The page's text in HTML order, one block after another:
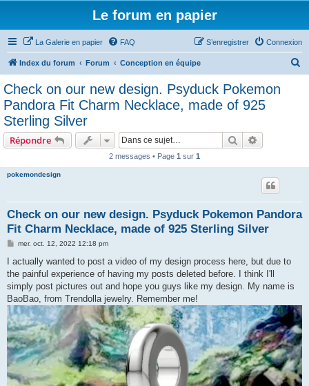
Le forum en papier
La Galerie en papier FAQ Connexion
S’enregistrer
Index du forum Forum Conception en équipe
Check on our new design. Psyduck Pokemon
Pandora Fit Charm Necklace, made of 925
Sterling Silver
Répondre Rechercher
2 messages • Page 1 sur 1
pokemondesign
Check on our new design. Psyduck Pokemon Pandora
Fit Charm Necklace, made of 925 Sterling Silver
M
s
a
g
mer. oct. 12, 2022 12:18 pm
I actually wanted to post a video of my design process here, but due to
the painful experience of having my posts deleted before. I think I'll
simply post pictures out and hope you guys like my design. My name is
BaoBao, from Trendolla jewelry. Remember me!